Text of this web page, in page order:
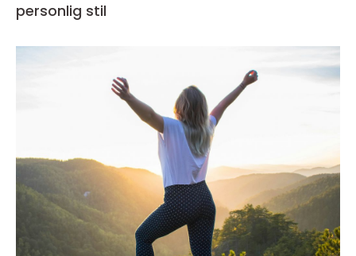
personlig stil